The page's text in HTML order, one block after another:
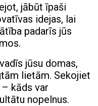
jābūt īpaši
idejas, lai
padarīs jūs
jūsu domas,
lietām. Sekojiet
kāds var
nopelnus.